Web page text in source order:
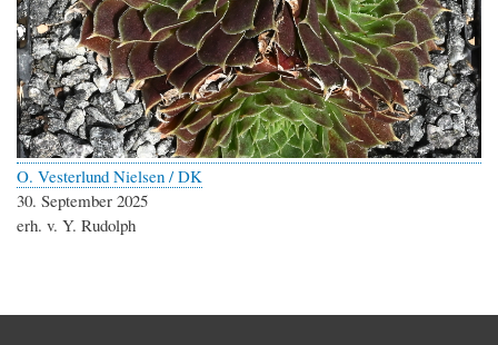
O. Vesterlund Nielsen / DK
30. September 2025
erh. v. Y. Rudolph